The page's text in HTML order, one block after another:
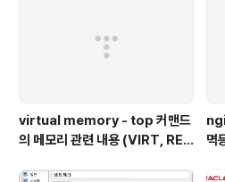
virtual memory - top 커맨드
의 메모리 관련 내용 (VIRT, RE
멱